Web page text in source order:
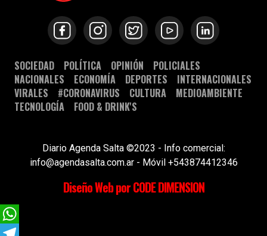
SOCIEDAD POLÍTICA OPINIÓN
POLICIALES
NACIONALES
ECONOMÍA DEPORTES
INTERNACIONALES
VIRALES
#CORONAVIRUS CULTURA
MEDIOAMBIENTE
TECNOLOGÍA
FOOD & DRINK'S
Diario Agenda Salta ©2023 - Info comercial:
info@agendasalta.com.ar - Móvil +543874412346
Diseño Web por CODE DIMENSION
WhatsApp